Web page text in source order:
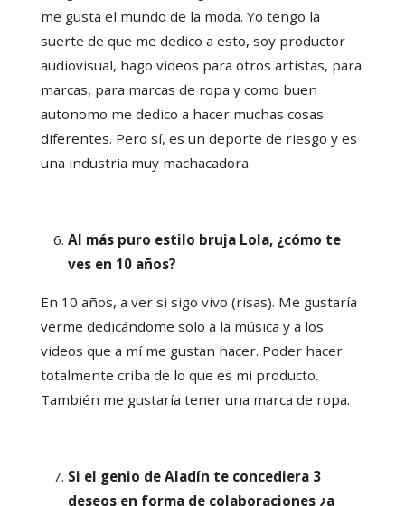
me gusta el mundo de la moda. Yo tengo la
suerte de que me dedico a esto, soy productor
audiovisual, hago vídeos para otros artistas, para
marcas, para marcas de ropa y como buen
autonomo me dedico a hacer muchas cosas
diferentes. Pero sí, es un deporte de riesgo y es
una industria muy machacadora.
Al más puro estilo bruja Lola, ¿cómo te
ves en 10 años?
En 10 años, a ver si sigo vivo (risas). Me gustaría
verme dedicándome solo a la música y a los
videos que a mí me gustan hacer. Poder hacer
totalmente criba de lo que es mi producto.
También me gustaría tener una marca de ropa.
Si el genio de Aladín te concediera 3
deseos en forma de colaboraciones ¿a